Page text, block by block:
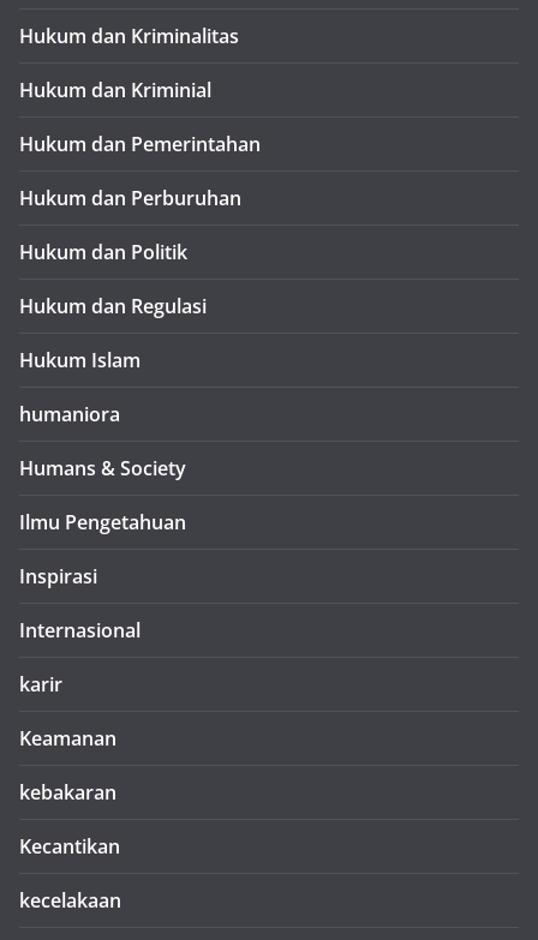
Hukum dan Kriminalitas
Hukum dan Kriminial
Hukum dan Pemerintahan
Hukum dan Perburuhan
Hukum dan Politik
Hukum dan Regulasi
Hukum Islam
humaniora
Humans & Society
Ilmu Pengetahuan
Inspirasi
Internasional
karir
Keamanan
kebakaran
Kecantikan
kecelakaan